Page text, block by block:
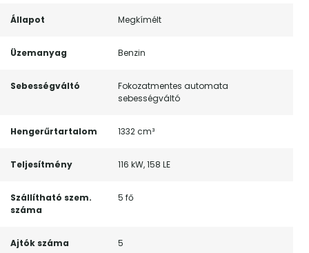
Állapot Megkímélt
Üzemanyag Benzin
Sebességváltó
Fokozatmentes automata
sebességváltó
Hengerűrtartalom 1332 cm³
Teljesítmény 116 kW, 158 LE
Szállítható szem.
száma
5 fő
Ajtók száma 5